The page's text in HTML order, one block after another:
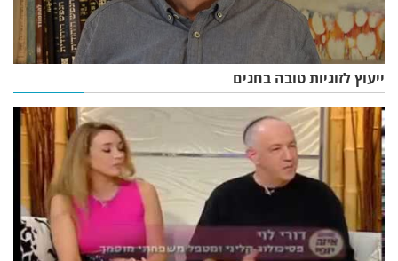
ייעוץ לזוגיות טובה בחגים